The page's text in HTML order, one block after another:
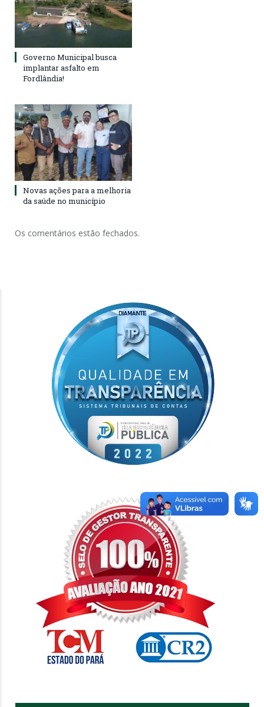
Governo Municipal busca
implantar asfalto em
Fordlândia!
Novas ações para a melhoria
da saúde no município
Os comentários estão fechados.